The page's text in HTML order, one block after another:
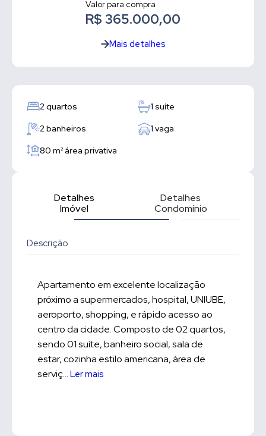
Valor para compra
R$ 365.000,00
Mais detalhes
2 quartos 1 suíte
2 banheiros 1 vaga
80 m²área privativa
Detalhes
Imóvel
Detalhes
Condomínio
Descrição
Apartamento em excelente localização
próximo a supermercados, hospital, UNIUBE,
aeroporto, shopping, e rápido acesso ao
centro da cidade. Composto de 02 quartos,
sendo 01 suíte, banheiro social, sala de
estar, cozinha estilo americana, área de
serviç... Ler mais